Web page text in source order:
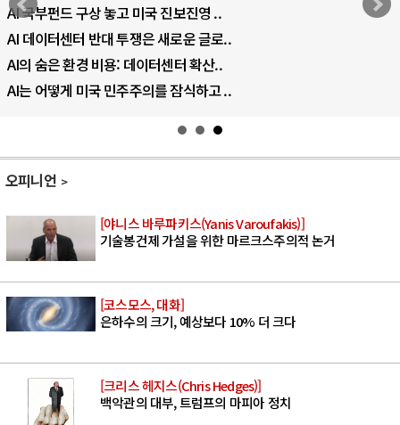
EU·우크라이나 드론 협력 직후, 러시아..
나토, 우크라 군사지원 2027년까지 공..
우크라이나, 덴마크, 에스토니아, 네덜란..
러·우크라, 대규모 공습 주고받아…민간 ..
오피니언
[야니스 바루파키스(Yanis Varoufakis)]
기술봉건제 가설을 위한 마르크스주의적 논거
[코스모스, 대화]
은하수의 크기, 예상보다 10% 더 크다
[크리스 헤지스(Chris Hedges)]
백악관의 대부, 트럼프의 마피아 정치